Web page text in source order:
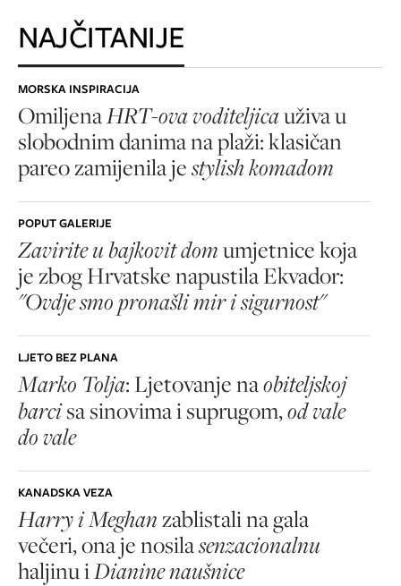
NAJČITANIJE
MORSKA INSPIRACIJA
OmiljenaHRT-ova voditeljicauživa u
slobodnim danima na plaži: klasičan
pareo zamijenila jestylish komadom
POPUT GALERIJE
Zavirite u bajkovit domumjetnice koja
je zbog Hrvatske napustila Ekvador:
"Ovdje smo pronašli mir i sigurnost"
LJETO BEZ PLANA
Marko Tolja: Ljetovanje naobiteljskoj
barcisa sinovima i suprugom,od vale
do vale
KANADSKA VEZA
Harry i Meghanzablistali na gala
večeri, ona je nosilasenzacionalnu
haljinu iDianine naušnice